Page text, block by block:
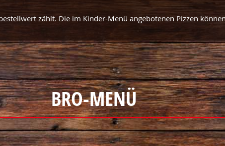
zählt. Die im Kinder-Menü angebotenen Pizzen
BRO-MENÜ